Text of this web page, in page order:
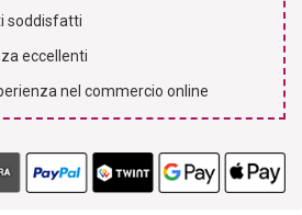
soddisfatti
eccellenti
nel commercio online